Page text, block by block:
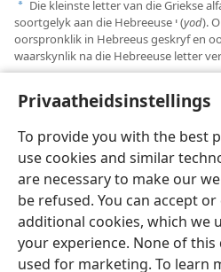
Privaatheidsinstellings
To provide you with the best
use cookies and similar
are necessary to make our
be refused. You can accept
additional cookies, which we
your experience. None of
used for marketing. To learn
a Die kleinste letter van die Griekse
soortgelyk aan die Hebreeuse י (yod).
oorspronklik in Hebreeus geskryf en
waarskynlik na die Hebreeuse letter
Afrikaans
Copyright© 2026 Watch Tower Bible
Gebruiksvoorwaardes
JW.ORG